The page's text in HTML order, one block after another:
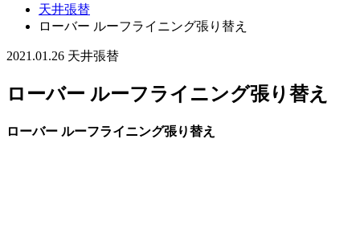
天井張替
ローバー ルーフライニング張り替え
2021.01.26 天井張替
ローバー ルーフライニング張り替え
ローバー ルーフライニング張り替え